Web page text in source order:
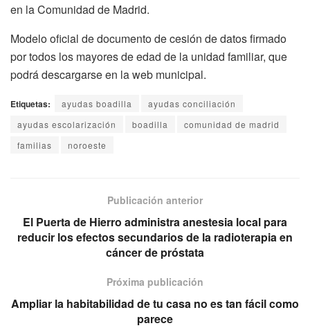
en la Comunidad de Madrid.
Modelo oficial de documento de cesión de datos firmado
por todos los mayores de edad de la unidad familiar, que
podrá descargarse en la web municipal.
Etiquetas: ayudas boadilla
ayudas conciliación
ayudas escolarización
boadilla
comunidad de madrid
familias
noroeste
Publicación anterior
El Puerta de Hierro administra anestesia local para
reducir los efectos secundarios de la radioterapia en
cáncer de próstata
Próxima publicación
Ampliar la habitabilidad de tu casa no es tan fácil como
parece